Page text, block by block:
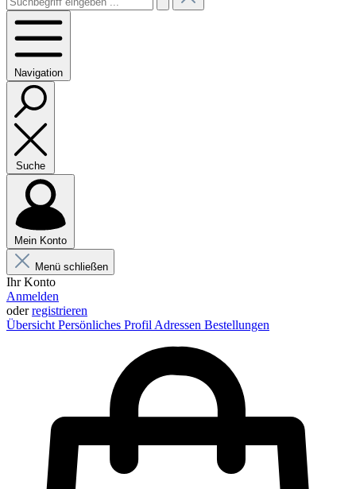
Navigation
Suche
Mein Konto
Menü schließen
Ihr Konto
Anmelden
oderregistrieren
Übersicht Persönliches Profil Adressen Bestellungen